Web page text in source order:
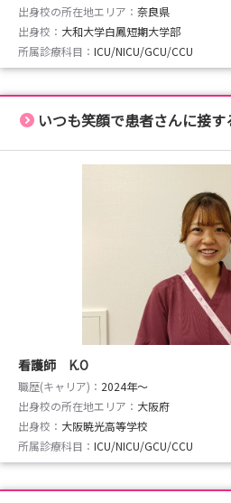
出身校の所在地エリア： 奈良県
出身校： 大和大学白鳳短期大学部
所属診療科目： ICU/NICU/GCU/CCU
いつも笑顔で患者さんに接す
看護師 K.O
職歴(キャリア)： 2024年〜
出身校の所在地エリア： 大阪府
出身校： 大阪暁光高等学校
所属診療科目： ICU/NICU/GCU/CCU